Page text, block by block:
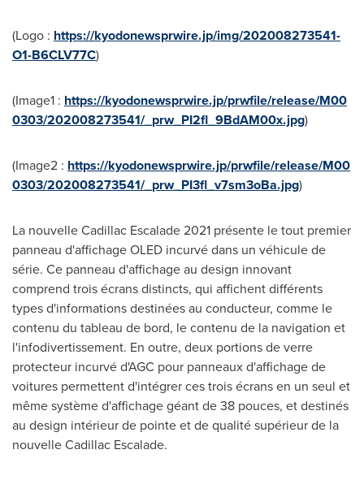
(Logo : https://kyodonewsprwire.jp/img/202008273541-
O1-B6CLV77C)
(Image1 : https://kyodonewsprwire.jp/prwfile/release/M00
0303/202008273541/_prw_PI2fl_9BdAM00x.jpg)
(Image2 : https://kyodonewsprwire.jp/prwfile/release/M00
0303/202008273541/_prw_PI3fl_v7sm3oBa.jpg)
La nouvelle Cadillac Escalade 2021 présente le tout premier
panneau d'affichage OLED incurvé dans un véhicule de
série. Ce panneau d'affichage au design innovant
comprend trois écrans distincts, qui affichent différents
types d'informations destinées au conducteur, comme le
contenu du tableau de bord, le contenu de la navigation et
l'infodivertissement. En outre, deux portions de verre
protecteur incurvé d'AGC pour panneaux d'affichage de
voitures permettent d'intégrer ces trois écrans en un seul et
même système d'affichage géant de 38 pouces, et destinés
au design intérieur de pointe et de qualité supérieur de la
nouvelle Cadillac Escalade.